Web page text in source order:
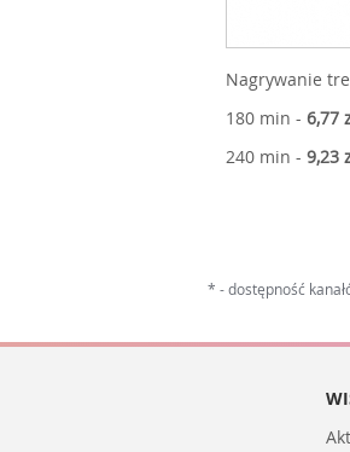
Nagrywanie
180 min - 6,77
240 min - 9,23
* - dostępność